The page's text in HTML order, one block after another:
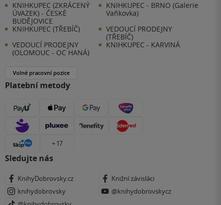
KNIHKUPEC (ZKRÁCENÝ
ÚVAZEK) - ČESKÉ
BUDĚJOVICE
KNIHKUPEC - BRNO (Galerie
Vaňkovka)
KNIHKUPEC (TŘEBÍČ)
VEDOUCÍ PRODEJNY
(TŘEBÍČ)
VEDOUCÍ PRODEJNY
(OLOMOUC - OC HANÁ)
KNIHKUPEC - KARVINÁ
Volné pracovní pozice
Platební metody
+ 17
Sledujte nás
KnihyDobrovsky.cz
Knižní závisláci
knihydobrovsky
@knihydobrovskycz